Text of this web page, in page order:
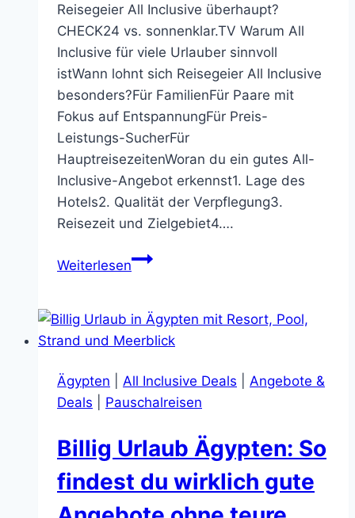
Reisegeier All Inclusive überhaupt?
CHECK24 vs. sonnenklar.TV Warum All
Inclusive für viele Urlauber sinnvoll
istWann lohnt sich Reisegeier All Inclusive
besonders?Für FamilienFür Paare mit
Fokus auf EntspannungFür Preis-
Leistungs-SucherFür
HauptreisezeitenWoran du ein gutes All-
Inclusive-Angebot erkennst1. Lage des
Hotels2. Qualität der Verpflegung3.
Reisezeit und Zielgebiet4….
WeiterlesenReisegeier
So
findest
bessere
Pauschalreisen
teure
Fehlbuchungen
Ägypten All Inclusive Deals
Angebote &
Deals
Pauschalreisen
Billig Urlaub Ägypten: So
findest du wirklich gute